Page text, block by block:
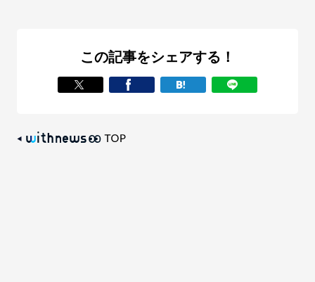
この記事をシェアする！